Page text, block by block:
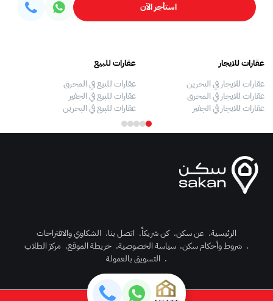
استأجر الآن
عقارات للايجار
عقارات للايجار في البحرين
عقارات للايجار في المحرق
عقارات للايجار في الجفير
عقارات للبيع
عقارات للبيع في المحرق
عقارات للبيع في الجفير
عقارات للبيع في البحرين
الرئيسية. عن سكن. كن شريكاً. اتصل بنا. الشكاوي والاقتراحات
. شروط وأحكام سكن. سياسة الخصوصية. خريطة الموقع. مركز الطلاب
. التسويق بالعمولة